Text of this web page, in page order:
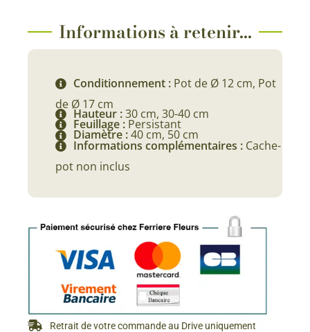
Informations à retenir...
Conditionnement : Pot de Ø 12 cm, Pot
de Ø 17 cm
Hauteur :30 cm, 30-40 cm
Feuillage : Persistant
Diamètre :40 cm, 50 cm
Informations complémentaires : Cache-
pot non inclus
Retrait de votre commande au Drive uniquement